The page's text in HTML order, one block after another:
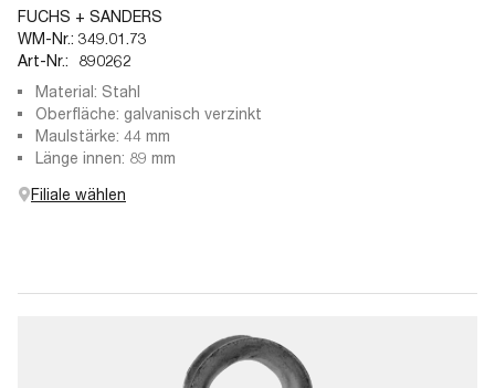
FUCHS + SANDERS
WM-Nr.: 349.01.73
Art-Nr.:
890262
Material: Stahl
Oberfläche: galvanisch verzinkt
Maulstärke: 44 mm
Länge innen: 89 mm
Filiale wählen